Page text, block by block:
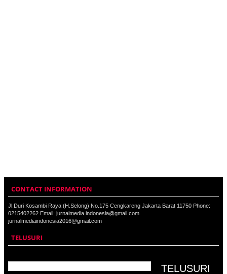
CONTACT INFORMATION
Jl.Duri Kosambi Raya (H.Selong) No.175 Cengkareng Jakarta Barat 11750 Phone:
0215402262 Email: jurnalmedia.indonesia@gmail.com
jurnalmediaindonesia2016@gmail.com
TELUSURI